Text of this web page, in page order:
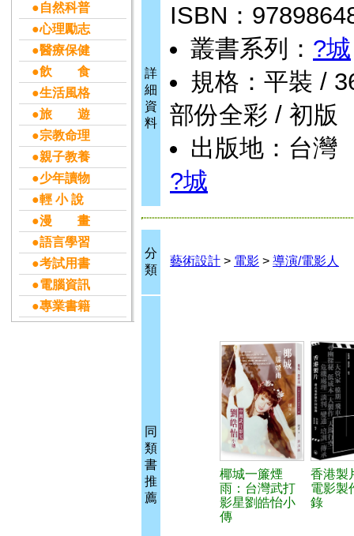
●自然科普
●心理勵志
●醫療保健
●飲 食
●生活風格
●旅 遊
●宗教命理
●親子教養
●少年讀物
●輕 小 說
●漫 畫
●語言學習
●考試用書
●電腦資訊
●專業書籍
詳
細
資
料
ISBN：
叢書系列： ?城
規格：平裝 /
部份全彩 / 初版
出版地：台灣
?城
分
類
藝術設計 > 電影 > 導演/電影人
同
類
書
推
薦
椰城一簾煙
雨：台灣武打
影星劉皓怡小
傳
香港製
電影製
錄